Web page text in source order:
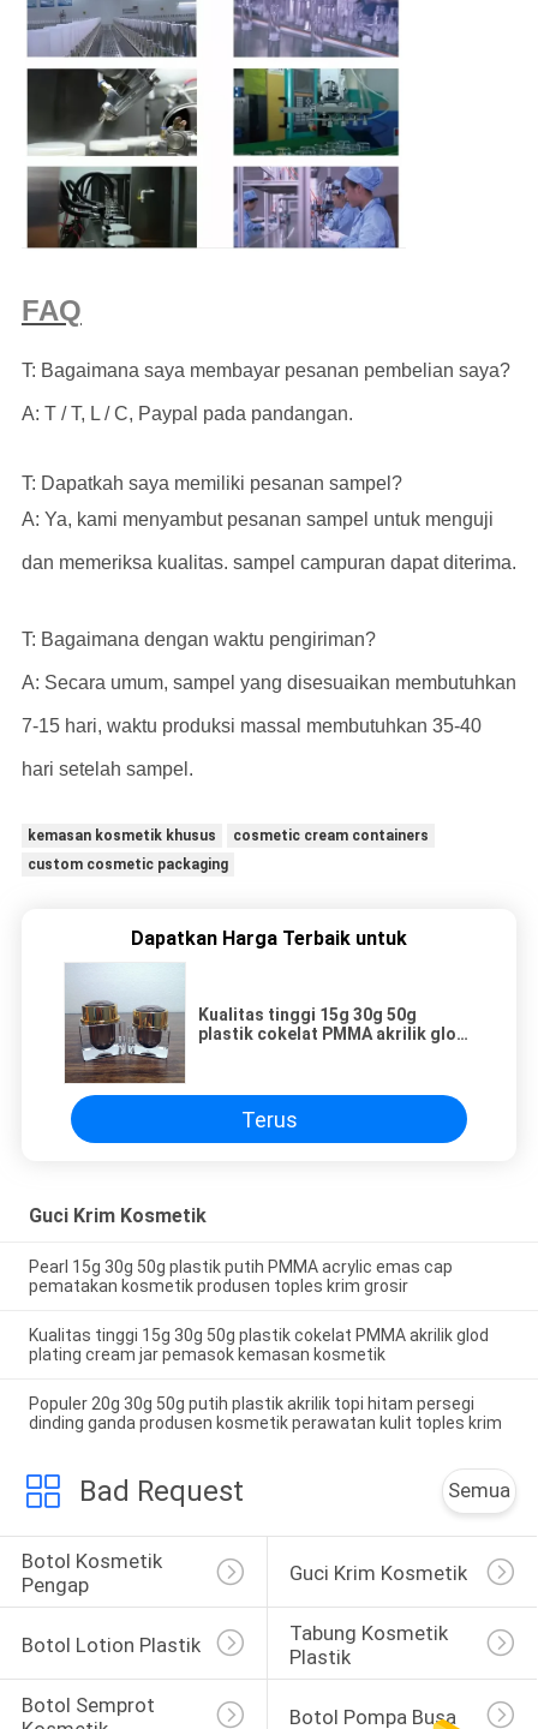
FAQ
T: Bagaimana saya membayar pesanan pembelian saya?
A: T / T, L / C, Paypal pada pandangan.
T: Dapatkah saya memiliki pesanan sampel?
A: Ya, kami menyambut pesanan sampel untuk menguji
dan memeriksa kualitas. sampel campuran dapat diterima.
T: Bagaimana dengan waktu pengiriman?
A: Secara umum, sampel yang disesuaikan membutuhkan
7-15 hari, waktu produksi massal membutuhkan 35-40
hari setelah sampel.
kemasan kosmetik khusus
cosmetic cream containers
custom cosmetic packaging
Dapatkan Harga Terbaik untuk
Kualitas tinggi 15g 30g 50g
plastik cokelat PMMA akrilik glod
Terus
Guci Krim Kosmetik
Pearl 15g 30g 50g plastik putih PMMA acrylic emas cap
pematakan kosmetik produsen toples krim grosir
Kualitas tinggi 15g 30g 50g plastik cokelat PMMA akrilik glod
plating cream jar pemasok kemasan kosmetik
Populer 20g 30g 50g putih plastik akrilik topi hitam persegi
dinding ganda produsen kosmetik perawatan kulit toples krim
Bad Request Semua
Botol Kosmetik
Pengap
Guci Krim Kosmetik
Botol Lotion Plastik
Tabung Kosmetik
Plastik
Botol Semprot
Botol Pompa Busa